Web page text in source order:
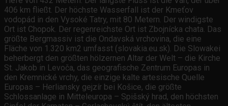
406 km fließt. Der höchste Wasserfall ist der Kmeťov
vodopád in den Vysoké Tatry, mit 80 Metern. Der windigste
Ort ist Chopok. Der regenreichste Ort ist Zbojnícka chata. Das
größte Bergmassiv ist die Ondavská vrchovina, die eine
Fläche von 1.320 km2 umfasst (slovakia.eu.sk). Die Slowakei
beherbergt den größten hölzernen Altar der Welt – die Kirche
St. Jakob in Levoča, das geografische Zentrum Europas in
den Kremnické vrchy, die einzige kalte artesische Quelle
Europas – Herliansky gejzír bei Košice, die größte
Schlossanlage in Mitteleuropa – Spišský hrad, den höchsten